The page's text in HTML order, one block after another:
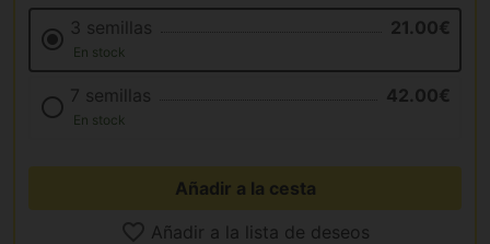
3 semillas 21.00€
En stock
7 semillas 42.00€
En stock
Añadir a la cesta
Añadir a la lista de deseos